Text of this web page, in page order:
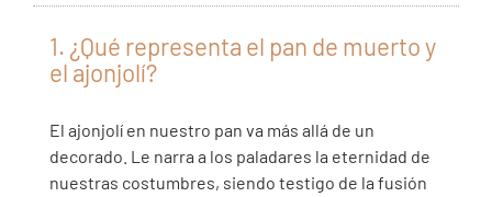
1. ¿Qué representa el pan de muerto y
el ajonjolí?
El ajonjolí en nuestro pan va más allá de un
decorado. Le narra a los paladares la eternidad de
nuestras costumbres, siendo testigo de la fusión